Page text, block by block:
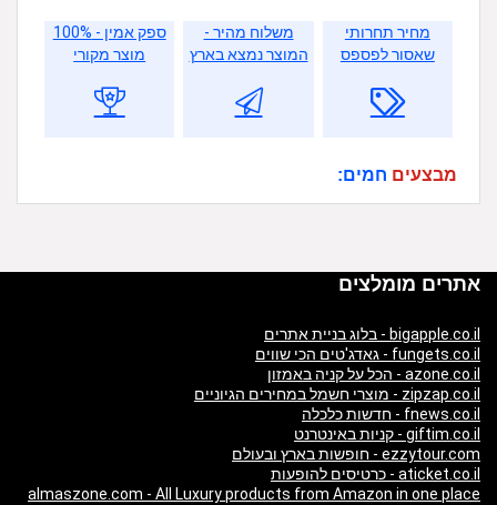
מחיר תחרותי
שאסור לפספס
משלוח מהיר -
המוצר נמצא בארץ
ספק אמין - 100%
מוצר מקורי
מבצעים חמים:
אתרים מומלצים
bigapple.co.il - בלוג בניית אתרים
fungets.co.il - גאדג'טים הכי שווים
azone.co.il - הכל על קניה באמזון
zipzap.co.il - מוצרי חשמל במחירים הגיוניים
fnews.co.il - חדשות כלכלה
giftim.co.il - קניות באינטרנט
ezzytour.com - חופשות בארץ ובעולם
aticket.co.il - כרטיסים להופעות
almaszone.com - All Luxury products from Amazon in one place